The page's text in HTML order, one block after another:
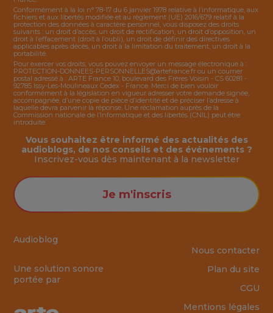
Conformément à la loi n° 78-17 du 6 janvier 1978 relative à l’informatique, aux
fichiers et aux libertés modifiée et au règlement (UE) 2016/679 relatif à la
protection des données à caractère personnel, vous disposez des droits
suivants : un droit d’accès, un droit de rectification, un droit d’opposition, un
droit à l’effacement (droit à l’oubli), un droit de définir des directives
applicables après décès, un droit à la limitation du traitement, un droit à la
portabilité.
Pour exercer vos droits, vous pouvez envoyer un message électronique à :
PROTECTION-DONNEES-PERSONNELLES@artefrance.fr ou un courrier
postal adressé à : ARTE France 10, boulevard des Frères Voisin - CS 60281 -
92785 Issy-Les-Moulineaux Cedex - France. Merci de bien vouloir
conformément à la législation en vigueur adresser votre demande signée,
accompagnée, d’une copie de pièce d’identité et de préciser l’adresse à
laquelle devra parvenir la réponse. Une réclamation auprès de la
Commission nationale de l’Informatique et des libertés (CNIL) peut être
introduite.
Audioblog
Une solution sonore
portée par
Vous souhaitez être informé des actualités des
audioblogs, de nos conseils et des événements ?
Inscrivez-vous dès maintenant à la newsletter
Je m'inscris
Nous contacter
Plan du site
CGU
Mentions légales